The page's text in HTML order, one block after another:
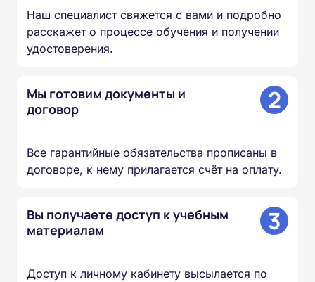
Наш специалист свяжется с вами и подробно
расскажет о процессе обучения и получении
удостоверения.
Мы готовим документы и
договор
2
Все гарантийные обязательства прописаны в
договоре, к нему прилагается счёт на оплату.
Вы получаете доступ к учебным
материалам
3
Доступ к личному кабинету высылается по